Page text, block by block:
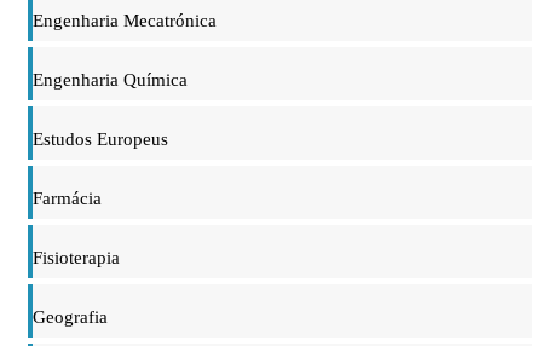
Engenharia Mecatrónica
Engenharia Química
Estudos Europeus
Farmácia
Fisioterapia
Geografia